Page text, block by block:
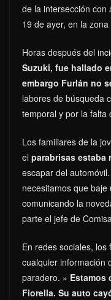
de la intersección con
19 de ayer, en la
Horas después del
Suzuki, fue hallado
embargo Furlán no
labores de búsqueda
temporal y por la falta
Los familiares de la
el parabrisas estaba
escapar del
necesitamos que
comunicando la
parte el jefe de
En redes sociales, los
cualquier información
paradero. » Estamos
Fiorella. Su auto